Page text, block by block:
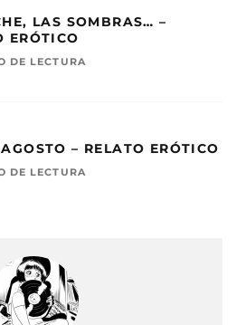
LAS SOMBRAS… –
ERÓTICO
DE LECTURA
– RELATO ERÓTICO
DE LECTURA